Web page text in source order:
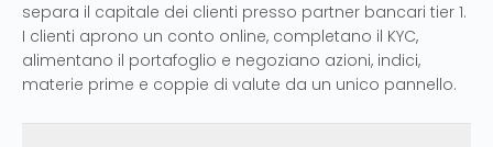
separa il capitale dei clienti presso partner bancari tier 1.
I clienti aprono un conto online, completano il KYC,
alimentano il portafoglio e negoziano azioni, indici,
materie prime e coppie di valute da un unico pannello.